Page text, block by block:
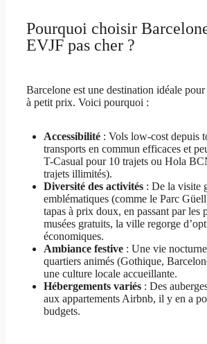
Pourquoi choisir
EVJF pas cher ?
Barcelone est une destination idéale
à petit prix. Voici pourquoi :
Accessibilité : Vols low-cost depuis
transports en commun efficaces et
T-Casual pour 10 trajets ou Hola
trajets illimités).
Diversité des activités : De la visite
emblématiques (comme le Parc
tapas à prix doux, en passant par les
musées gratuits, la ville regorge
économiques.
Ambiance festive : Une vie
quartiers animés (Gothique,
une culture locale accueillante.
Hébergements variés : Des
aux appartements Airbnb, il y en a
budgets.